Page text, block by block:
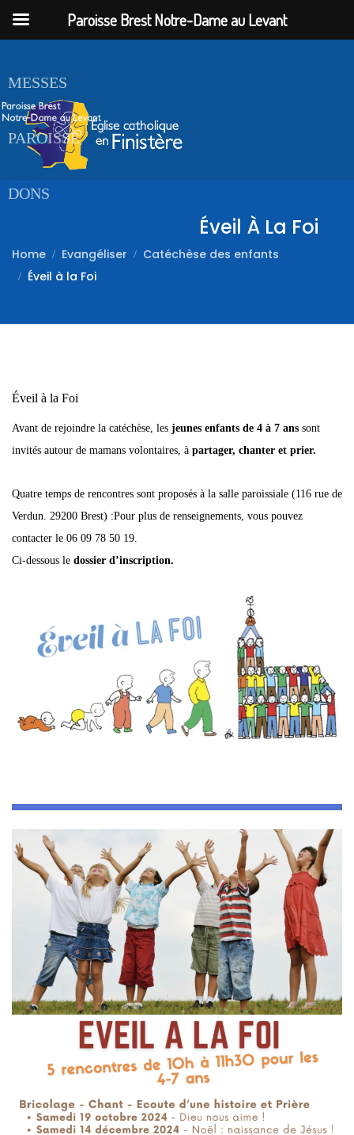
ACCUEIL
MESSES
PAROISSE
DONS
Éveil À La Foi
Home Evangéliser
Catéchèse des enfants
Éveil à la Foi
Éveil à la Foi
Avant de rejoindre la catéchèse, les jeunes enfants de 4 à 7 ans sont
invités autour de mamans volontaires, à partager, chanter et prier.
Quatre temps de rencontres sont proposés à la salle paroissiale (116 rue de
Verdun. 29200 Brest) :Pour plus de renseignements, vous pouvez
contacter le 06 09 78 50 19.
Ci-dessous le dossier d’inscription.
Paroisse Brest Notre-Dame au Levant